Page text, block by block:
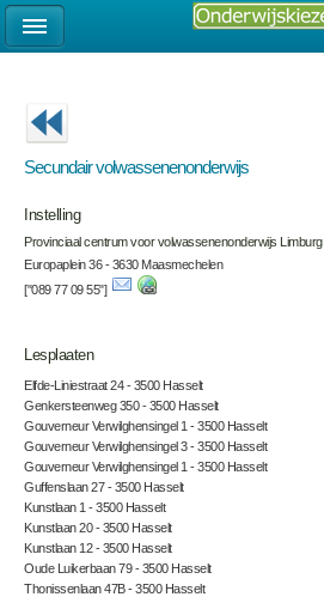
Secundair volwassenenonderwijs
Instelling
Provinciaal centrum voor volwassenenonderwijs Limburg
Europaplein 36 - 3630 Maasmechelen
["089 77 09 55"]
Lesplaaten
Elfde-Liniestraat 24 - 3500 Hasselt
Genkersteenweg 350 - 3500 Hasselt
Gouverneur Verwilghensingel 1 - 3500 Hasselt
Gouverneur Verwilghensingel 3 - 3500 Hasselt
Gouverneur Verwilghensingel 1 - 3500 Hasselt
Guffenslaan 27 - 3500 Hasselt
Kunstlaan 1 - 3500 Hasselt
Kunstlaan 20 - 3500 Hasselt
Kunstlaan 12 - 3500 Hasselt
Oude Luikerbaan 79 - 3500 Hasselt
Thonissenlaan 47B - 3500 Hasselt